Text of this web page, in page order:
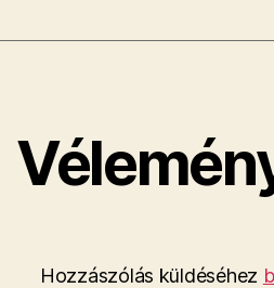
Hozzászólás küldéséhez